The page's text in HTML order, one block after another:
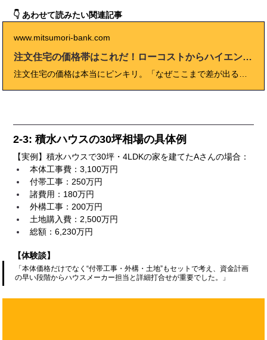
👇 あわせて読みたい関連記事
www.mitsumori-bank.com
注文住宅の価格帯はこれだ！ローコストからハイエンドまで徹底解析
注文住宅の価格は本当にピンキリ。「なぜここまで差が出る？」「どこまで予算を用意すれば理想の家が建つ？」と悩む方も多いはず。本記事では、ローコスト住宅からハイエンド邸宅までの価格帯、地域・会社ごとの相場、人気ハウスメーカーの実例、坪単価のリアル、見落としがちな隠れ費用や予算組みのコツまで、経験者の声とプロの最新データで徹底解析。 初めての家づくりでも安心して比較・検討できる「2025年完全ガイド」です。あなたの理想の住まいへの第一歩を、この一記事から始めてください。
2-3: 積水ハウスの30坪相場の具体例
【実例】積水ハウスで30坪・4LDKの家を建てたAさんの場合：
本体工事費：3,100万円
付帯工事：250万円
諸費用：180万円
外構工事：200万円
土地購入費：2,500万円
総額：6,230万円
【体験談】
「本体価格だけでなく“付帯工事・外構・土地”もセットで考え、資金計画
の早い段階からハウスメーカー担当と詳細打合せが重要でした。」